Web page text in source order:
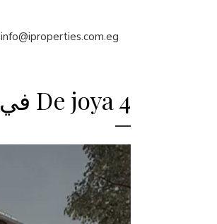
info@iproperties.com.eg
De joya 4 في العاصمة الادارية الجديدة